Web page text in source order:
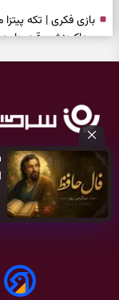
پیداکردنش وقت دارید
سنجیده و رهاشدن
طرز تهیه کوکو
شناخت فرصت واقعی و
تست شخصیت شناسی |
باارزش‌ترین چیز
برای خانه‌دار شدن
کلیه حقوق مادی
می‌باشد و هر گونه